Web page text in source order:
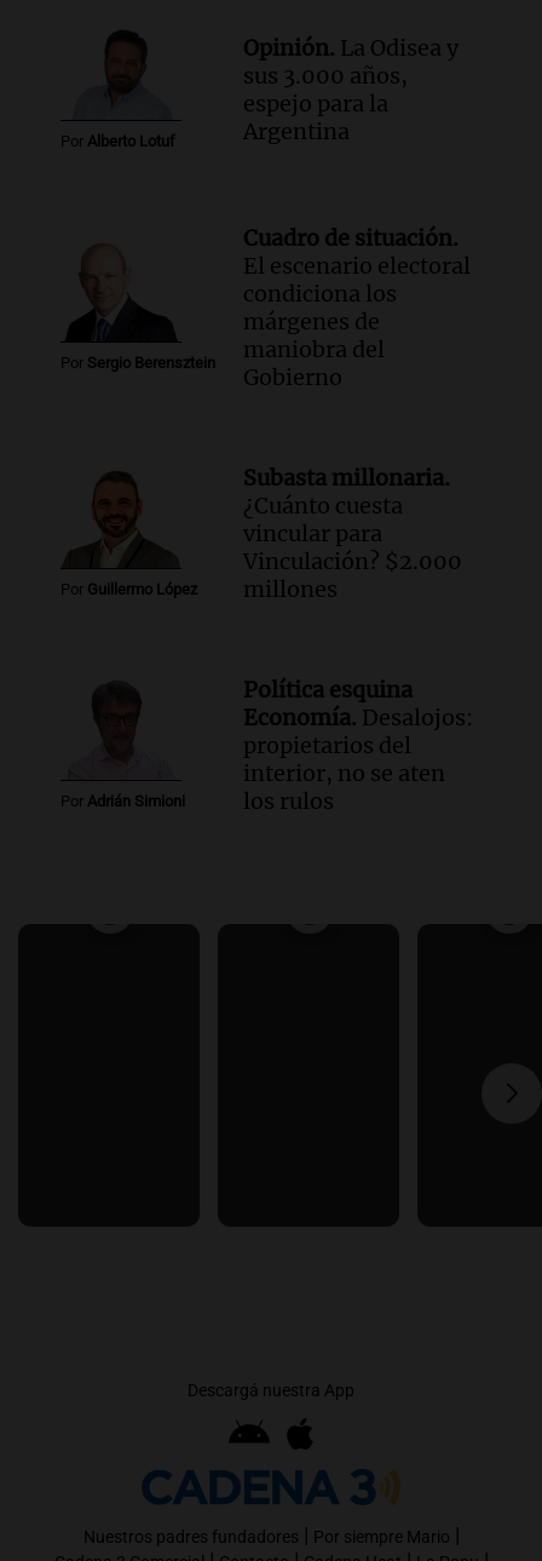
Por Alberto Lotuf
Opinión. La Odisea y
sus 3.000 años,
espejo para la
Argentina
Por Sergio Berensztein
Cuadro de situación.
El escenario electoral
condiciona los
márgenes de
maniobra del
Gobierno
Por Guillermo López
Subasta millonaria.
¿Cuánto cuesta
vincular para
Vinculación? $2.000
millones
Por Adrián Simioni
Política esquina
Economía. Desalojos:
propietarios del
interior, no se aten
los rulos
Descargá nuestra App
Nuestros padres fundadores | Por siempre Mario |